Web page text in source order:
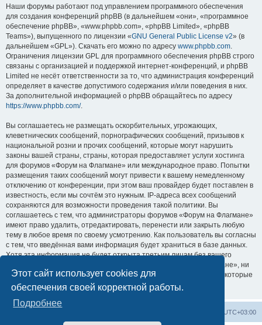
Этот сайт использует cookies для
обеспечения своей корректной работы.
Подробнее
Наши форумы работают под управлением программного обеспечения
для создания конференций phpBB (в дальнейшем «они», «программное
обеспечение phpBB», «www.phpbb.com», «phpBB Limited», «phpBB
Teams»), выпущенного по лицензии «GNU General Public License v2» (в
дальнейшем «GPL»). Скачать его можно по адресу www.phpbb.com.
Ограничения лицензии GPL для программного обеспечения phpBB строго
связаны с организацией и поддержкой интернет-конференций, и phpBB
Limited не несёт ответственности за то, что администрация конференций
определяет в качестве допустимого содержания и/или поведения в них.
За дополнительной информацией о phpBB обращайтесь по адресу
https://www.phpbb.com/.
Вы соглашаетесь не размещать оскорбительных, угрожающих,
клеветнических сообщений, порнографических сообщений, призывов к
национальной розни и прочих сообщений, которые могут нарушить
законы вашей страны, страны, которая предоставляет услуги хостинга
для форумов «Форум на Флагмане» или международное право. Попытки
размещения таких сообщений могут привести к вашему немедленному
отключению от конференции, при этом ваш провайдер будет поставлен в
известность, если мы сочтём это нужным. IP-адреса всех сообщений
сохраняются для возможности проведения такой политики. Вы
соглашаетесь с тем, что администраторы форумов «Форум на Флагмане»
имеют право удалить, отредактировать, перенести или закрыть любую
тему в любое время по своему усмотрению. Как пользователь вы согласны
с тем, что введённая вами информация будет храниться в базе данных.
Хотя эта информация не будет открыта третьим лицам без вашего
разрешения, ни администрация конференции «Форум на Флагмане», ни
phpBB Limited не может быть ответственна за действия хакеров, которые
могут привести к несанкционированному доступу к ней.
UTC+03:00